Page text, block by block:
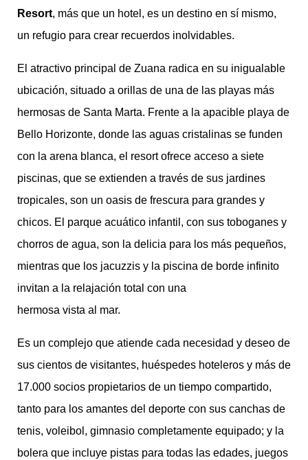
Resort, más que un hotel, es un destino en sí mismo,
un refugio para crear recuerdos inolvidables.
El atractivo principal de Zuana radica en su inigualable
ubicación, situado a orillas de una de las playas más
hermosas de Santa Marta. Frente a la apacible playa de
Bello Horizonte, donde las aguas cristalinas se funden
con la arena blanca, el resort ofrece acceso a siete
piscinas, que se extienden a través de sus jardines
tropicales, son un oasis de frescura para grandes y
chicos. El parque acuático infantil, con sus toboganes y
chorros de agua, son la delicia para los más pequeños,
mientras que los jacuzzis y la piscina de borde infinito
invitan a la relajación total con una
hermosa vista al mar.
Es un complejo que atiende cada necesidad y deseo de
sus cientos de visitantes, huéspedes hoteleros y más de
17.000 socios propietarios de un tiempo compartido,
tanto para los amantes del deporte con sus canchas de
tenis, voleibol, gimnasio completamente equipado; y la
bolera que incluye pistas para todas las edades, juegos